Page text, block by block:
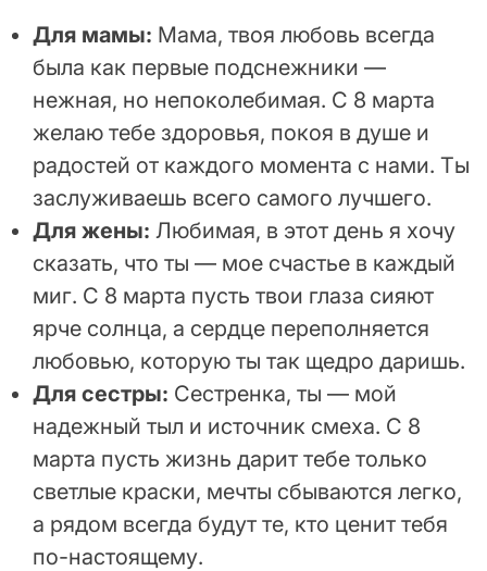
Для мамы: Мама, твоя любовь всегда
была как первые подснежники —
нежная, но непоколебимая. С 8 марта
желаю тебе здоровья, покоя в душе и
радостей от каждого момента с нами. Ты
заслуживаешь всего самого лучшего.
Для жены: Любимая, в этот день я хочу
сказать, что ты — мое счастье в каждый
миг. С 8 марта пусть твои глаза сияют
ярче солнца, а сердце переполняется
любовью, которую ты так щедро даришь.
Для сестры: Сестренка, ты — мой
надежный тыл и источник смеха. С 8
марта пусть жизнь дарит тебе только
светлые краски, мечты сбываются легко,
а рядом всегда будут те, кто ценит тебя
по-настоящему.